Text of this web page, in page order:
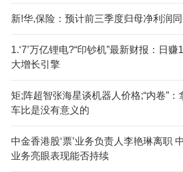
新!华,保险：预计前三季度归母净利润
1.‘7’万亿锂电?“印钞机”最新财报：日
大增长引擎
矩;阵超智张海星谈机器人价格;“内卷”
车比是没有意义的
中金香港股‘票’业务负责人李艳琳离职
业务亮眼表现能否持续